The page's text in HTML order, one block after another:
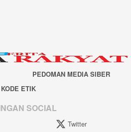
PEDOMAN MEDIA SIBER
KODE ETIK
SOCIAL
Twitter